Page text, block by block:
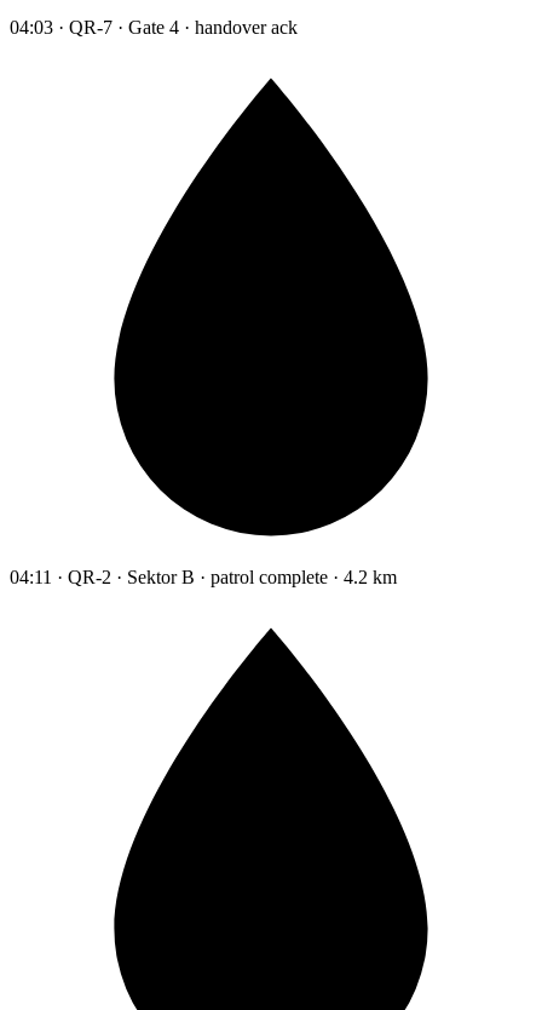
04:03 · QR-7 · Gate 4 · handover ack
04:11 · QR-2 · Sektor B · patrol complete · 4.2 km